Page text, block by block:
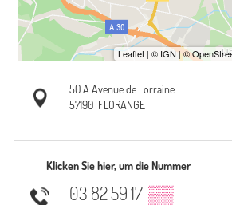
50 A Avenue de Lorraine
57190 FLORANGE
Klicken Sie hier, um die Nummer
03 82 59 17 ▒▒